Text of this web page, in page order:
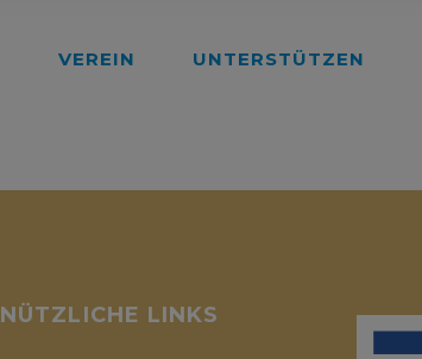
VEREIN UNTERSTÜTZEN
NÜTZLICHE LINKS